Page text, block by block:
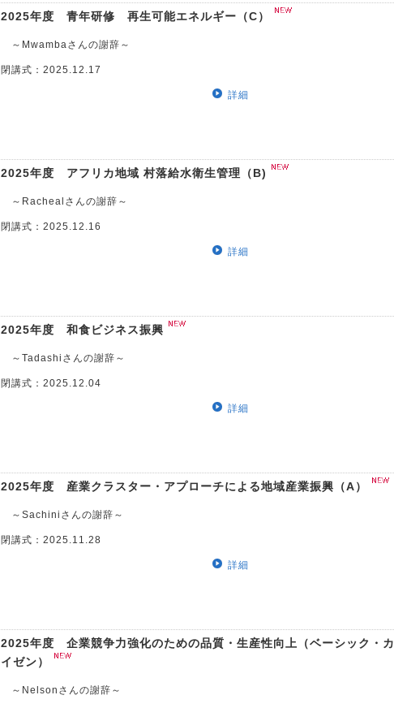
2025年度 青年研修 再生可能エネルギー（C）
～Mwambaさんの謝辞～
閉講式：2025.12.17
詳細
2025年度 アフリカ地域 村落給水衛生管理（B)
～Rachealさんの謝辞～
閉講式：2025.12.16
詳細
2025年度 和食ビジネス振興
～Tadashiさんの謝辞～
閉講式：2025.12.04
詳細
2025年度 産業クラスター・アプローチによる地域産業振興（A）
～Sachiniさんの謝辞～
閉講式：2025.11.28
詳細
2025年度 企業競争力強化のための品質・生産性向上（ベーシック・カ
イゼン）
～Nelsonさんの謝辞～